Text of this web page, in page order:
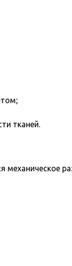
тканей.